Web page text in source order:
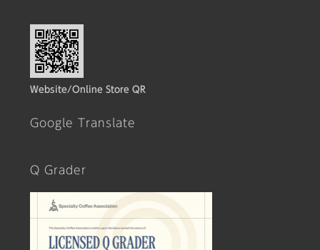
Website/Online Store QR
Google Translate
Q Grader